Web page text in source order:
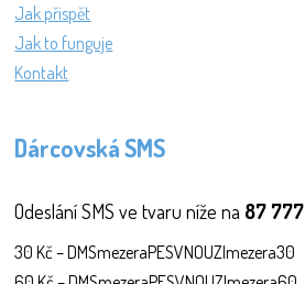
Jak přispět
Jak to funguje
Kontakt
Dárcovská SMS
Odeslání SMS ve tvaru níže na 87 777
30 Kč – DMSmezeraPESVNOUZImezera30